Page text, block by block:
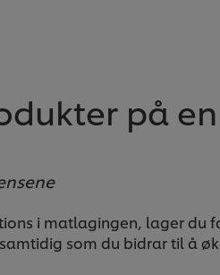
på en
i matlagingen, lager du
som du bidrar til å